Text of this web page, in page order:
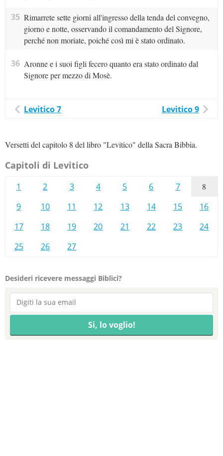
35 Rimarrete sette giorni all'ingresso della tenda del convegno,
giorno e notte, osservando il comandamento del Signore,
perché non moriate, poiché così mi è stato ordinato.
36 Aronne e i suoi figli fecero quanto era stato ordinato dal
Signore per mezzo di Mosè.
Levitico 7 Levitico 9
Versetti del capitolo 8 del libro "Levitico" della Sacra Bibbia.
Capitoli di Levitico
1 2 3 4 5 6 7 8
9 10 11 12 13 14 15
16
17
18 19 20 21 22 23
24
25
26 27
Desideri ricevere messaggi Biblici?